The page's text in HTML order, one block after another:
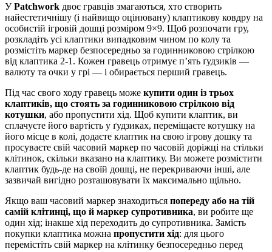
УPatchwork двоє гравців змагаються, хто створить
найестетичнішу (і найвищо оцінювану) клаптикову ковдру на
особистій ігровій дошці розміром 9×9. Щоб розпочати гру,
розкладіть усі клаптики випадковим чином по колу та
розмістіть маркер безпосередньо за годинниковою стрілкою
від клаптика 2-1. Кожен гравець отримує п’ять ґудзиків —
валюту та очки у грі — і обирається перший гравець.
Під час свого ходу гравець може купити один із трьох
клаптиків, що стоять за годинниковою стрілкою від
котушки, або пропустити хід. Щоб купити клаптик, ви
сплачуєте його вартість у ґудзиках, переміщаєте котушку на
його місце в колі, додаєте клаптик на свою ігрову дошку та
просуваєте свій часовий маркер по часовій доріжці на стільки
клітинок, скільки вказано на клаптику. Ви можете розмістити
клаптик будь-де на своїй дошці, не перекриваючи інші, але
зазвичай вигідно розташовувати їх максимально щільно.
Якщо ваш часовий маркер знаходиться попереду або на тій
самій клітинці, що й маркер супротивника, ви робите ще
один хід; інакше хід переходить до супротивника. Замість
покупки клаптика можна пропустити хід: для цього
перемістіть свій маркер на клітинку безпосередньо перед